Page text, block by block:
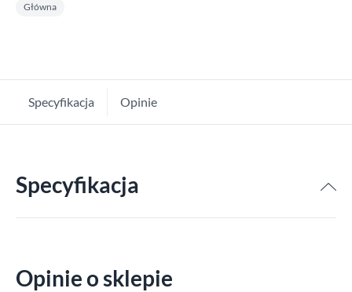
Główna
Specyfikacja Opinie
Specyfikacja
Opinie o sklepie